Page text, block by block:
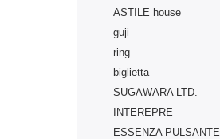
ASTILE house
guji
ring
biglietta
SUGAWARA LTD.
INTEREPRE
ESSENZA PULSANTE